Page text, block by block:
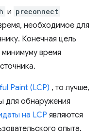
и preconnect
необходимое для
Конечная цель
минимуму время
Paint (LCP) , то лучше,
для обнаружения
на LCP являются
опыта.